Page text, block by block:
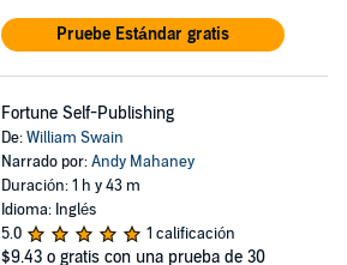
Pruebe Estándar gratis
Fortune Self-Publishing
De:William Swain
Narrado por:Andy Mahaney
Duración: 1 h y 43 m
Idioma: Inglés
5.0
1 calificación
$9.43 o gratis con una prueba de 30